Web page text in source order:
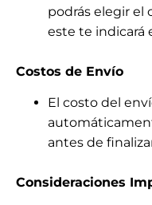
podrás elegir el
este te indicará
Costos de Envío
El costo del
antes de
Consideraciones